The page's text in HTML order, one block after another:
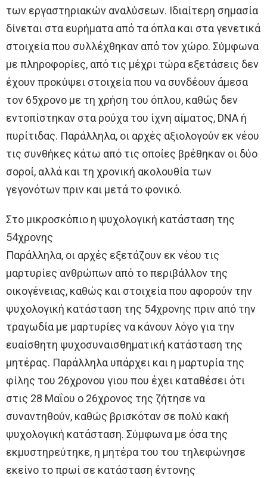
των εργαστηριακών αναλύσεων. Ιδιαίτερη σημασία
δίνεται στα ευρήματα από τα όπλα και στα γενετικά
στοιχεία που συλλέχθηκαν από τον χώρο. Σύμφωνα
με πληροφορίες, από τις μέχρι τώρα εξετάσεις δεν
έχουν προκύψει στοιχεία που να συνδέουν άμεσα
τον 65χρονο με τη χρήση του όπλου, καθώς δεν
εντοπίστηκαν στα ρούχα του ίχνη αίματος, DNA ή
πυρίτιδας. Παράλληλα, οι αρχές αξιολογούν εκ νέου
τις συνθήκες κάτω από τις οποίες βρέθηκαν οι δύο
σοροί, αλλά και τη χρονική ακολουθία των
γεγονότων πριν και μετά το φονικό.
Στο μικροσκόπιο η ψυχολογική κατάσταση της
54χρονης
Παράλληλα, οι αρχές εξετάζουν εκ νέου τις
μαρτυρίες ανθρώπων από το περιβάλλον της
οικογένειας, καθώς και στοιχεία που αφορούν την
ψυχολογική κατάσταση της 54χρονης πριν από την
τραγωδία με μαρτυρίες να κάνουν λόγο για την
ευαίσθητη ψυχοσυναισθηματική κατάσταση της
μητέρας. Παράλληλα υπάρχει και η μαρτυρία της
φίλης του 26χρονου γιου που έχει καταθέσει ότι
στις 28 Μαΐου ο 26χρονος της ζήτησε να
συναντηθούν, καθώς βρισκόταν σε πολύ κακή
ψυχολογική κατάσταση. Σύμφωνα με όσα της
εκμυστηρεύτηκε, η μητέρα του του τηλεφώνησε
εκείνο το πρωί σε κατάσταση έντονης